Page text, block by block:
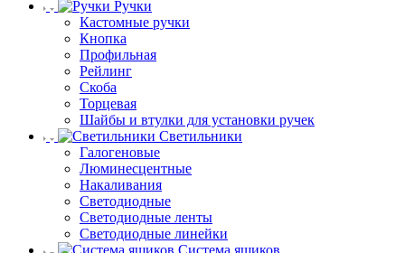
Ручки
Кастомные ручки
Кнопка
Профильная
Рейлинг
Скоба
Торцевая
Шайбы и втулки для установки ручек
Светильники
Галогеновые
Люминесцентные
Накаливания
Светодиодные
Светодиодные ленты
Светодиодные линейки
Система ящиков